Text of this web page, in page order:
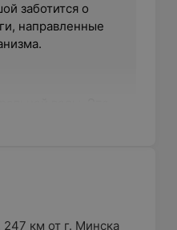
заботится о
направленные
и
247 км от г. Минска